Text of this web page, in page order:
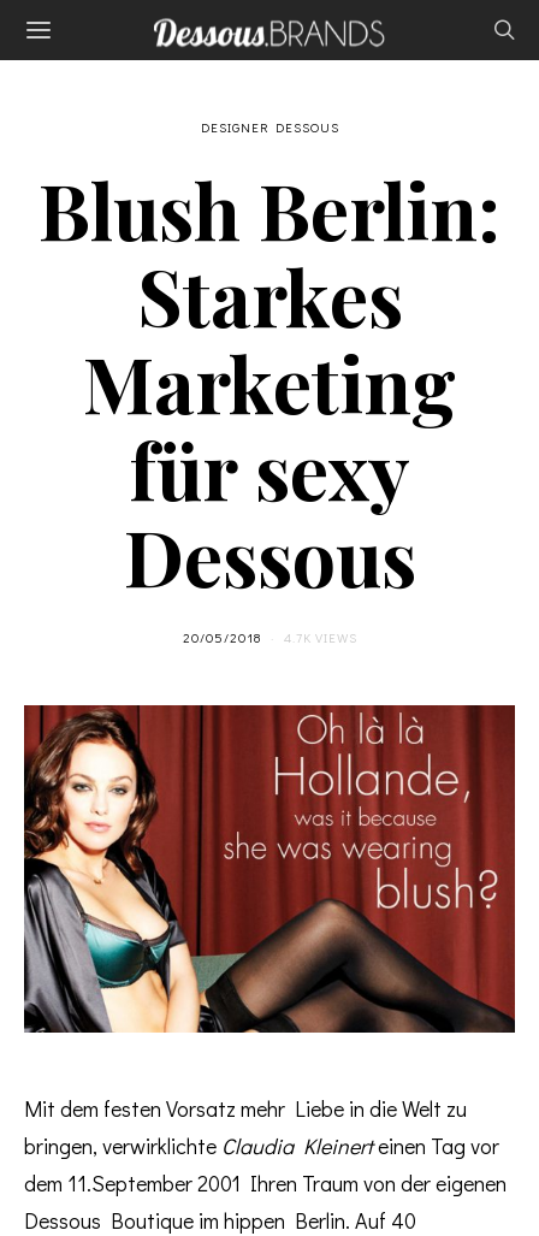
DESIGNER DESSOUS
Blush Berlin:
Starkes
Marketing
für sexy
Dessous
20/05/2018 4.7K VIEWS
Mit dem festen Vorsatz mehr Liebe in die Welt zu
bringen, verwirklichte Claudia Kleinerteinen Tag vor
dem 11.September 2001 Ihren Traum von der eigenen
Dessous Boutique im hippen Berlin. Auf 40